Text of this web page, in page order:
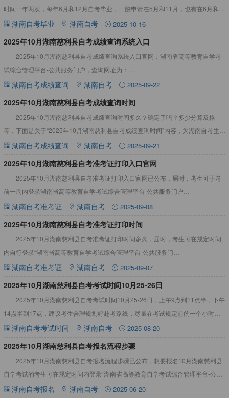
时间一年两次，每年6月和12月自考毕业，一般申请在5月和11月，也有在6月和
12月申请的。详情见下文：2025年下半年湖南慈利县自
湖南自考毕业 湖南自考 2025-10-16
2025年10月湖南慈利县自考成绩查询系统入口
2025年10月湖南慈利县自考成绩查询系统入口官网：湖南省高等教育自学考
试综合管理平台-公共服务门户，查询网址为：
https://nzkks.hneao.cn/student_anon/home，详情
湖南自考成绩查询 湖南自考 2025-09-22
2025年10月湖南慈利县自考成绩查询时间
2025年10月湖南慈利县自考成绩查询时间多久？确定了吗？多少分算及格
等，下面是关于“2025年10月湖南慈利县自考成绩查询时间”内容，为湖南自考生们
答疑解惑。详情见下文：2025年10月湖南慈利县自
湖南自考成绩查询 湖南自考 2025-09-21
2025年10月湖南慈利县自考准考证打印入口官网
2025年10月湖南慈利县自考准考证打印入口官网已公布，届时，考生可于考
前一周内登录湖南省高等教育自学考试综合管理平台-公共服务门户
（https://nzkks.hneao.cn/student_an
湖南自考准考证 湖南自考 2025-09-08
2025年10月湖南慈利县自考准考证打印时间
2025年10月湖南慈利县自考准考证打印时间多久，届时，考生可在规定时间
内自行登录“湖南省高等教育自学考试综合管理平台-公共服务门
户”（https://nzkks.hneao.cn）”打印自考准考证参
湖南自考准考证 湖南自考 2025-09-07
2025年10月湖南慈利县自考考试时间10月25-26日
2025年10月湖南慈利县自考考试时间10月25-26日，上午9点到11点半，下午
14点半到17点，建议考生合理规划好赴考路线，尽量在考试规定前的一个小时或
半个小时内到达考点，以免考试当天匆忙，耽误考
湖南自考考试时间 湖南自考 2025-08-20
2025年10月湖南慈利县自考报名流程步骤
2025年10月湖南慈利县自考报名流程步骤已公布，想要报名10月湖南慈利县
自学考试的考生可在规定时间内登录“湖南省高等教育自学考试综合管理平台-公共
服务门户”（网址：https://nzkks.hne
湖南自考报名 湖南自考 2025-06-20